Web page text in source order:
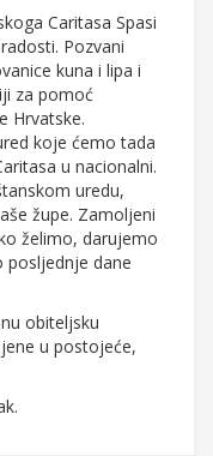
Caritasa Spasi
Pozvani
kuna i lipa i
za pomoć
Hrvatske.
koje ćemo tada
u nacionalni.
uredu,
župe. Zamoljeni
želimo, darujemo
posljednje dane
obiteljsku
u postojeće,